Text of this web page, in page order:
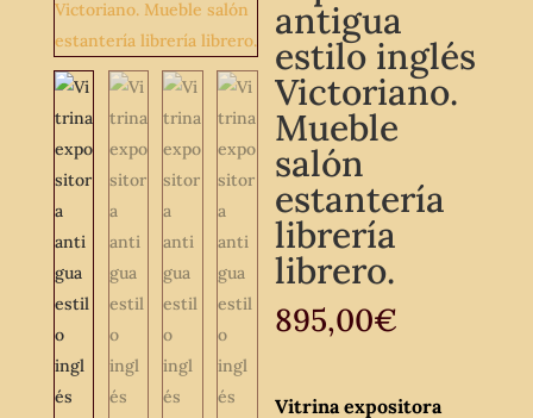
antigua
estilo inglés
Victoriano.
Mueble
salón
estantería
librería
librero.
895,00€
Vitrina expositora